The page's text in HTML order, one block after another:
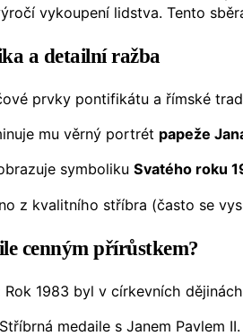
vykoupení lidstva. Tento
a detailní ražba
prvky pontifikátu a římské
mu věrný portrét papeže
symboliku Svatého roku
z kvalitního stříbra (často se
cenným přírůstkem?
Rok 1983 byl v církevních
Stříbrná medaile s Janem Pavlem